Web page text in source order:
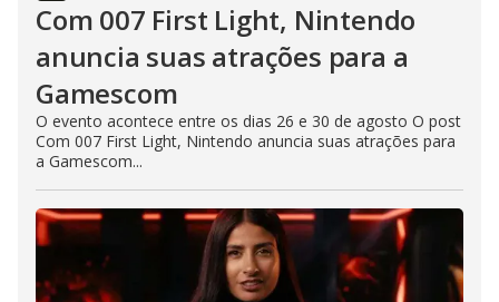
Com 007 First Light, Nintendo
anuncia suas atrações para a
Gamescom
O evento acontece entre os dias 26 e 30 de agosto O post
Com 007 First Light, Nintendo anuncia suas atrações para
a Gamescom...